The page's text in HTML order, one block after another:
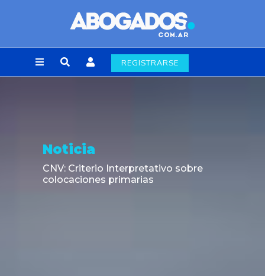
REGISTRARSE
Noticia
CNV: Criterio Interpretativo sobre
colocaciones primarias